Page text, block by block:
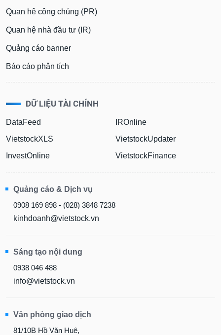
Quan hệ công chúng (PR)
Quan hệ nhà đầu tư (IR)
Quảng cáo banner
Báo cáo phân tích
DỮ LIỆU TÀI CHÍNH
DataFeed
VietstockXLS
InvestOnline
IROnline
VietstockUpdater
VietstockFinance
Quảng cáo & Dịch vụ
0908 169 898 - (028) 3848 7238
kinhdoanh@vietstock.vn
Sáng tạo nội dung
0938 046 488
info@vietstock.vn
Văn phòng giao dịch
81/10B Hồ Văn Huê,